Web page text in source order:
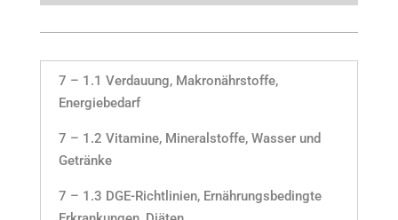
7 – 1.1 Verdauung, Makronährstoffe,
Energiebedarf
7 – 1.2 Vitamine, Mineralstoffe, Wasser und
Getränke
7 – 1.3 DGE-Richtlinien, Ernährungsbedingte